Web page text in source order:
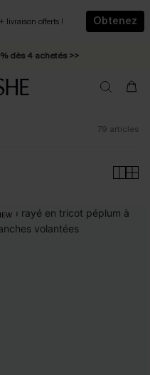
livraison offerts !
Obtenez
ouvrés >>
dès 4 achetés >>
79 articles